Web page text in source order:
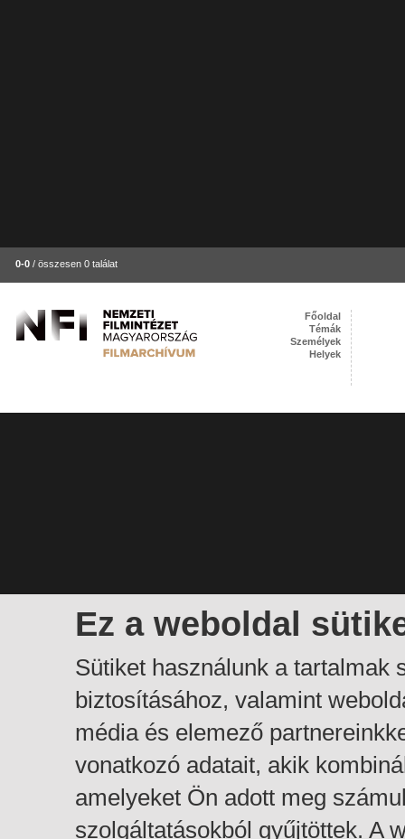
0-0 / összesen 0 találat
Ez a weboldal
Sütiket használunk a tartalmak
biztosításához, valamint
média és elemező
vonatkozó adatait, akik
amelyeket Ön adott meg
szolgáltatásokból gyűjtöttek. A
Főoldal
Témák
Személyek
Helyek